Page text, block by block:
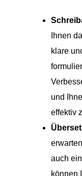
Ihnen
klare
und
effektiv
auch
können